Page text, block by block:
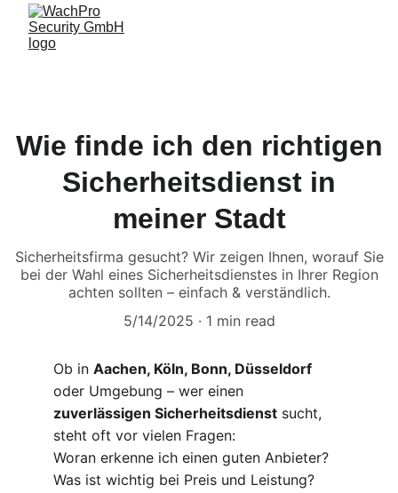
Wie finde ich den richtigen
Sicherheitsdienst in
meiner Stadt
Sicherheitsfirma gesucht? Wir zeigen Ihnen, worauf Sie
bei der Wahl eines Sicherheitsdienstes in Ihrer Region
achten sollten – einfach & verständlich.
5/14/2025
1 min read
Ob in Aachen, Köln, Bonn, Düsseldorf
oder Umgebung – wer einen
zuverlässigen Sicherheitsdienst sucht,
steht oft vor vielen Fragen:
Woran erkenne ich einen guten Anbieter?
Was ist wichtig bei Preis und Leistung?